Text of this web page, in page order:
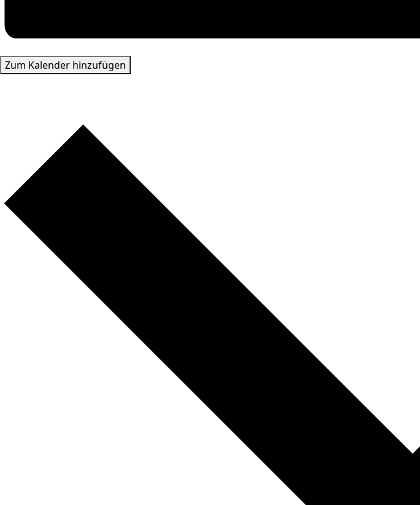
Zum Kalender hinzufügen